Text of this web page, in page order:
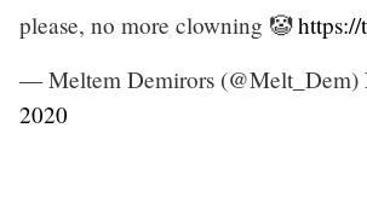
please, no more clowning 🤡
— Meltem Demirors (@Melt_Dem)
2020